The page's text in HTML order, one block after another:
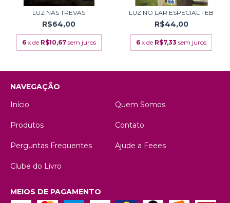
LUZ NAS TREVAS
R$64,00
6 x de R$10,67 sem juros
LUZ NO LAR ESPECIAL FEB
R$44,00
6 x de R$7,33 sem juros
NAVEGAÇÃO
Início
Quem Somos
Produtos Contato
Perguntas Frequentes Ajude a Feees
Clube do Livro
MEIOS DE PAGAMENTO